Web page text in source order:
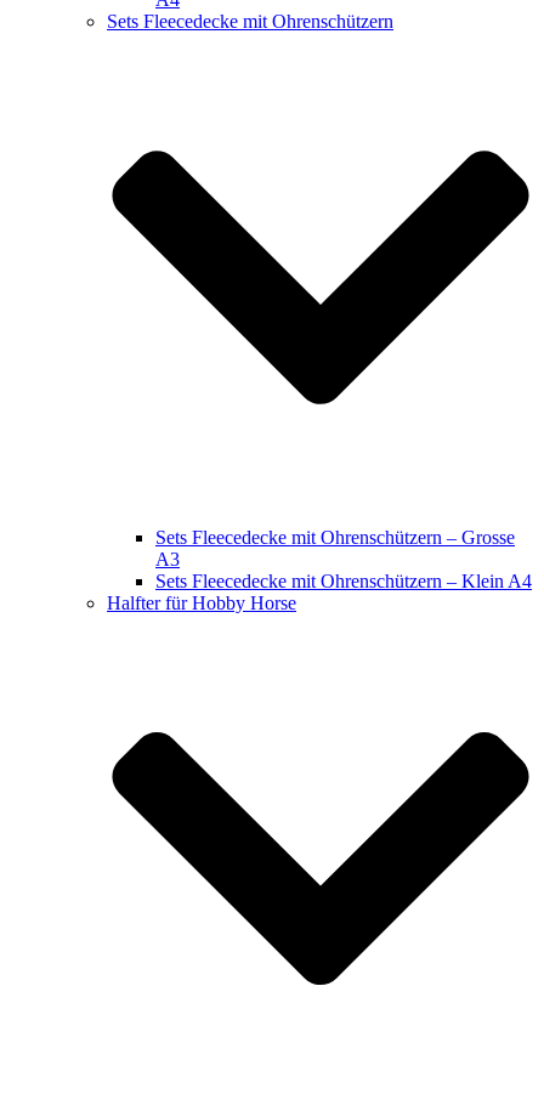
Sets Fleecedecke mit Ohrenschützern
Sets Fleecedecke mit Ohrenschützern – Grosse
A3
Sets Fleecedecke mit Ohrenschützern – Klein A4
Halfter für Hobby Horse